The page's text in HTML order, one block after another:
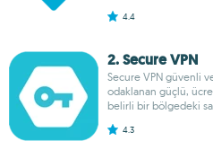
4.4
2. Secure VPN
Secure VPN güvenli
odaklanan güçlü,
belirli bir bölgedeki
4.3